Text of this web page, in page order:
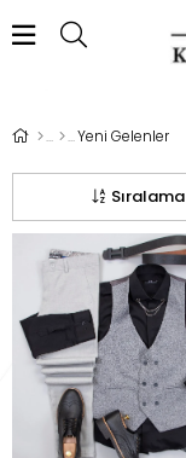
Yeni Gelenler
Sıralama